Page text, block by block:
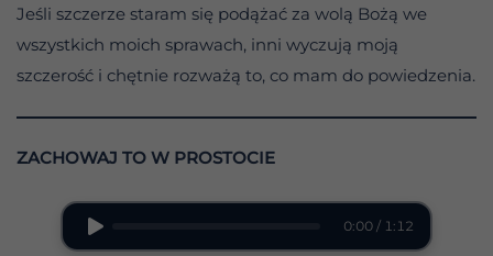
Jeśli szczerze staram się podążać za wolą Bożą we
wszystkich moich sprawach, inni wyczują moją
szczerość i chętnie rozważą to, co mam do powiedzenia.
ZACHOWAJ TO W PROSTOCIE
0:00 / 1:12